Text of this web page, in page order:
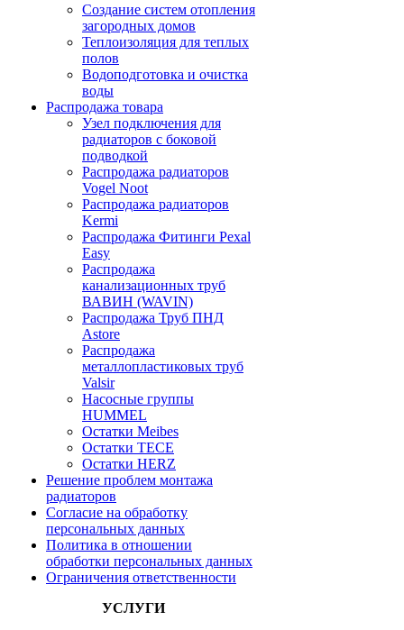
Создание систем отопления
загородных домов
Теплоизоляция для теплых
полов
Водоподготовка и очистка
воды
Распродажа товара
Узел подключения для
радиаторов с боковой
подводкой
Распродажа радиаторов
Vogel Noot
Распродажа радиаторов
Kermi
Распродажа Фитинги Pexal
Easy
Распродажа
канализационных труб
ВАВИН (WAVIN)
Распродажа Труб ПНД
Astore
Распродажа
металлопластиковых труб
Valsir
Насосные группы
HUMMEL
Остатки Meibes
Остатки ТЕСЕ
Остатки HERZ
Решение проблем монтажа
радиаторов
Согласие на обработку
персональных данных
Политика в отношении
обработки персональных данных
Ограничения ответственности
УСЛУГИ